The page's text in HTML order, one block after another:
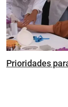
Prioridades